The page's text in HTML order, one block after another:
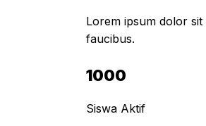
Lorem ipsum dolor
faucibus.
1000
Siswa Aktif